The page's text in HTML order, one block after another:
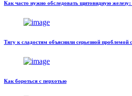
Как часто нужно обследовать щитовидную железу:
Тягу к сладостям объяснили серьезной проблемой
Как бороться с перхотью